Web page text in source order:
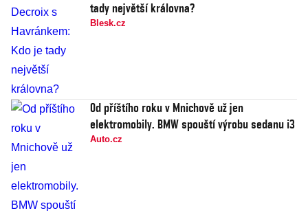
tady největší královna?
Blesk.cz
Od příštího roku v Mnichově už jen
elektromobily. BMW spouští výrobu sedanu i3
Auto.cz